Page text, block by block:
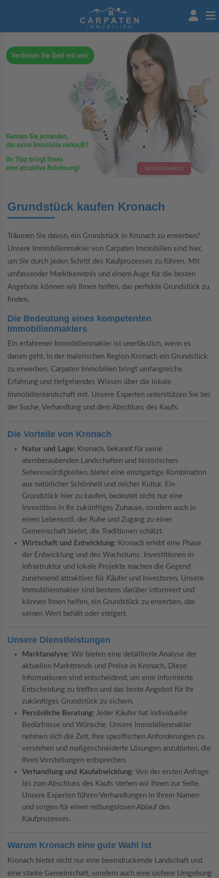
Grundstück kaufen Kronach
Träumen Sie davon, ein Grundstück in Kronach zu erwerben?
Unsere Immobilienmakler von Carpaten Immobilien sind hier,
um Sie durch jeden Schritt des Kaufprozesses zu führen. Mit
umfassender Marktkenntnis und einem Auge für die besten
Angebote können wir Ihnen helfen, das perfekte Grundstück zu
finden.
Die Bedeutung eines kompetenten
Immobilienmaklers
Ein erfahrener Immobilienmakler ist unerlässlich, wenn es
darum geht, in der malerischen Region Kronach ein Grundstück
zu erwerben. Carpaten Immobilien bringt umfangreiche
Erfahrung und tiefgehendes Wissen über die lokale
Immobilienlandschaft mit. Unsere Experten unterstützen Sie bei
der Suche, Verhandlung und dem Abschluss des Kaufs.
Die Vorteile von Kronach
Natur und Lage: Kronach, bekannt für seine
atemberaubenden Landschaften und historischen
Sehenswürdigkeiten, bietet eine einzigartige Kombination
aus natürlicher Schönheit und reicher Kultur. Ein
Grundstück hier zu kaufen, bedeutet nicht nur eine
Investition in Ihr zukünftiges Zuhause, sondern auch in
einen Lebensstil, der Ruhe und Zugang zu einer
Gemeinschaft bietet, die Traditionen schätzt.
Wirtschaft und Entwicklung: Kronach erlebt eine Phase
der Entwicklung und des Wachstums. Investitionen in
Infrastruktur und lokale Projekte machen die Gegend
zunehmend attraktiver für Käufer und Investoren. Unsere
Immobilienmakler sind bestens darüber informiert und
können Ihnen helfen, ein Grundstück zu erwerben, das
seinen Wert behält oder steigert.
Unsere Dienstleistungen
Marktanalyse: Wir bieten eine detaillierte Analyse der
aktuellen Markttrends und Preise in Kronach. Diese
Informationen sind entscheidend, um eine informierte
Entscheidung zu treffen und das beste Angebot für Ihr
zukünftiges Grundstück zu sichern.
Persönliche Beratung: Jeder Käufer hat individuelle
Bedürfnisse und Wünsche. Unsere Immobilienmakler
nehmen sich die Zeit, Ihre spezifischen Anforderungen zu
verstehen und maßgeschneiderte Lösungen anzubieten, die
Ihren Vorstellungen entsprechen.
Verhandlung und Kaufabwicklung: Von der ersten Anfrage
bis zum Abschluss des Kaufs stehen wir Ihnen zur Seite.
Unsere Experten führen Verhandlungen in Ihrem Namen
und sorgen für einen reibungslosen Ablauf des
Kaufprozesses.
Warum Kronach eine gute Wahl ist
Kronach bietet nicht nur eine beeindruckende Landschaft und
eine starke Gemeinschaft, sondern auch eine sichere Umgebung